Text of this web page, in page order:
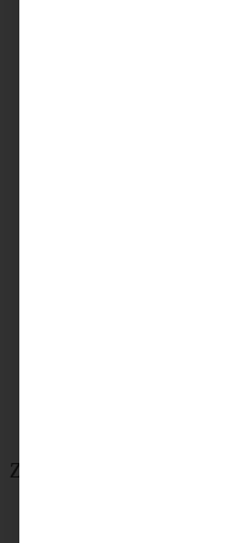
Zitroniger Erdbeer-